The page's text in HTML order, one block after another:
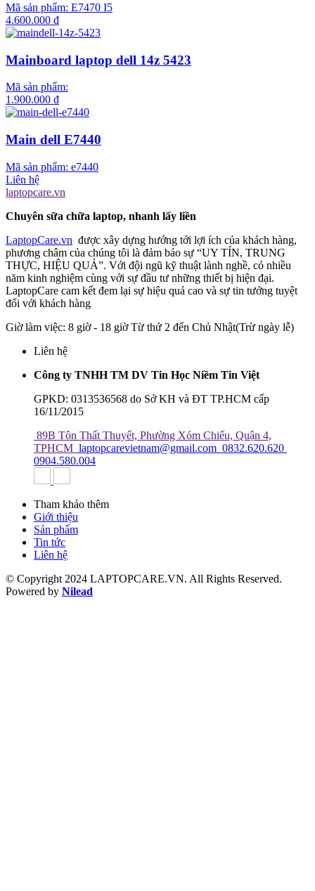
Mã sản phẩm: E7470 I5
4.600.000 đ
Mainboard laptop dell 14z 5423
Mã sản phẩm:
1.900.000 đ
Main dell E7440
Mã sản phẩm: e7440
Liên hệ
laptopcare.vn
Chuyên sữa chữa laptop, nhanh lấy liền
LaptopCare.vn được xây dựng hướng tới lợi ích của khách hàng,
phương châm của chúng tôi là đảm bảo sự “UY TÍN, TRUNG
THỰC, HIỆU QUẢ”. Với đội ngũ kỹ thuật lành nghề, có nhiều
năm kinh nghiệm cùng với sự đầu tư những thiết bị hiện đại.
LaptopCare cam kết đem lại sự hiệu quả cao và sự tin tưởng tuyệt
đối với khách hàng
Giờ làm việc: 8 giờ - 18 giờ Từ thứ 2 đến Chủ Nhật(Trừ ngày lễ)
Liên hệ
Công ty TNHH TM DV Tin Học Niềm Tin Việt
GPKD: 0313536568 do Sở KH và ĐT TP.HCM cấp
16/11/2015
89B Tôn Thất Thuyết, Phường Xóm Chiếu, Quận 4,
TPHCM laptopcarevietnam@gmail.com 0832.620.620
0904.580.004
Tham khảo thêm
Giới thiệu
Sản phẩm
Tin tức
Liên hệ
© Copyright 2024 LAPTOPCARE.VN. All Rights Reserved.
Powered by Nilead